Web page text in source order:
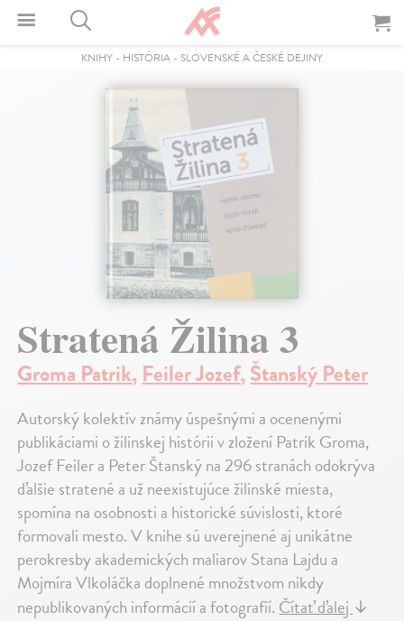
KNIHY - HISTÓRIA - SLOVENSKÉ A ČESKÉ DEJINY
Stratená Žilina 3
Groma Patrik,Feiler Jozef,Štanský Peter
Autorský kolektív známy úspešnými a ocenenými
publikáciami o žilinskej histórii v zložení Patrik Groma,
Jozef Feiler a Peter Štanský na 296 stranách odokrýva
ďalšie stratené a už neexistujúce žilinské miesta,
spomína na osobnosti a historické súvislosti, ktoré
formovali mesto. V knihe sú uverejnené aj unikátne
perokresby akademických maliarov Stana Lajdu a
Mojmíra Vlkoláčka doplnené množstvom nikdy
nepublikovaných informácií a fotografií. Čítať ďalej ↓